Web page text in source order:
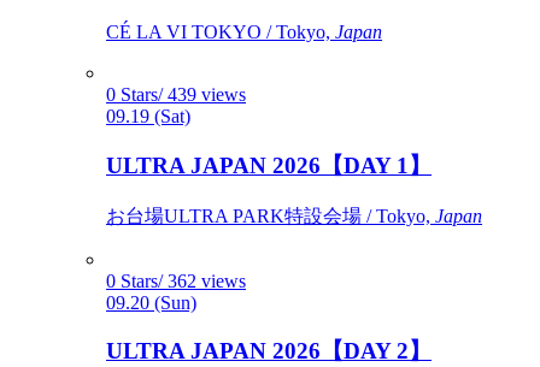
CÉ LA VI TOKYO / Tokyo, Japan
0 Stars/ 439 views
09.19 (Sat)
ULTRA JAPAN 2026【DAY 1】
お台場ULTRA PARK特設会場 / Tokyo, Japan
0 Stars/ 362 views
09.20 (Sun)
ULTRA JAPAN 2026【DAY 2】